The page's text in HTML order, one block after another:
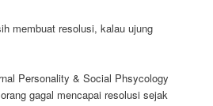
membuat resolusi, kalau ujung
Personality & Social Phsycology
gagal mencapai resolusi sejak